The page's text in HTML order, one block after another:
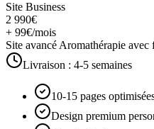
Site Business
2 990€
+ 99€/mois
Site avancé Aromathérapie
Livraison : 4-5 semaines
10-15 pages
Design premium